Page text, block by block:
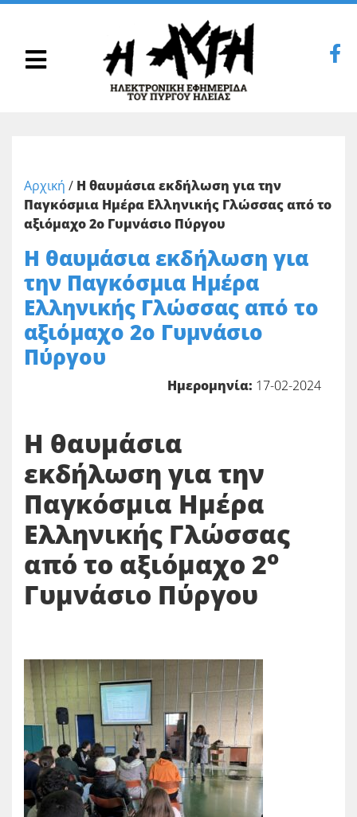
Αρχική / Η θαυμάσια εκδήλωση για την
Παγκόσμια Ημέρα Ελληνικής Γλώσσας από το
αξιόμαχο 2ο Γυμνάσιο Πύργου
Η θαυμάσια εκδήλωση για
την Παγκόσμια Ημέρα
Ελληνικής Γλώσσας από το
αξιόμαχο 2ο Γυμνάσιο
Πύργου
Ημερομηνία: 17-02-2024
Η θαυμάσια
εκδήλωση για την
Παγκόσμια Ημέρα
Ελληνικής Γλώσσας
από το αξιόμαχο 2ο
Γυμνάσιο Πύργου